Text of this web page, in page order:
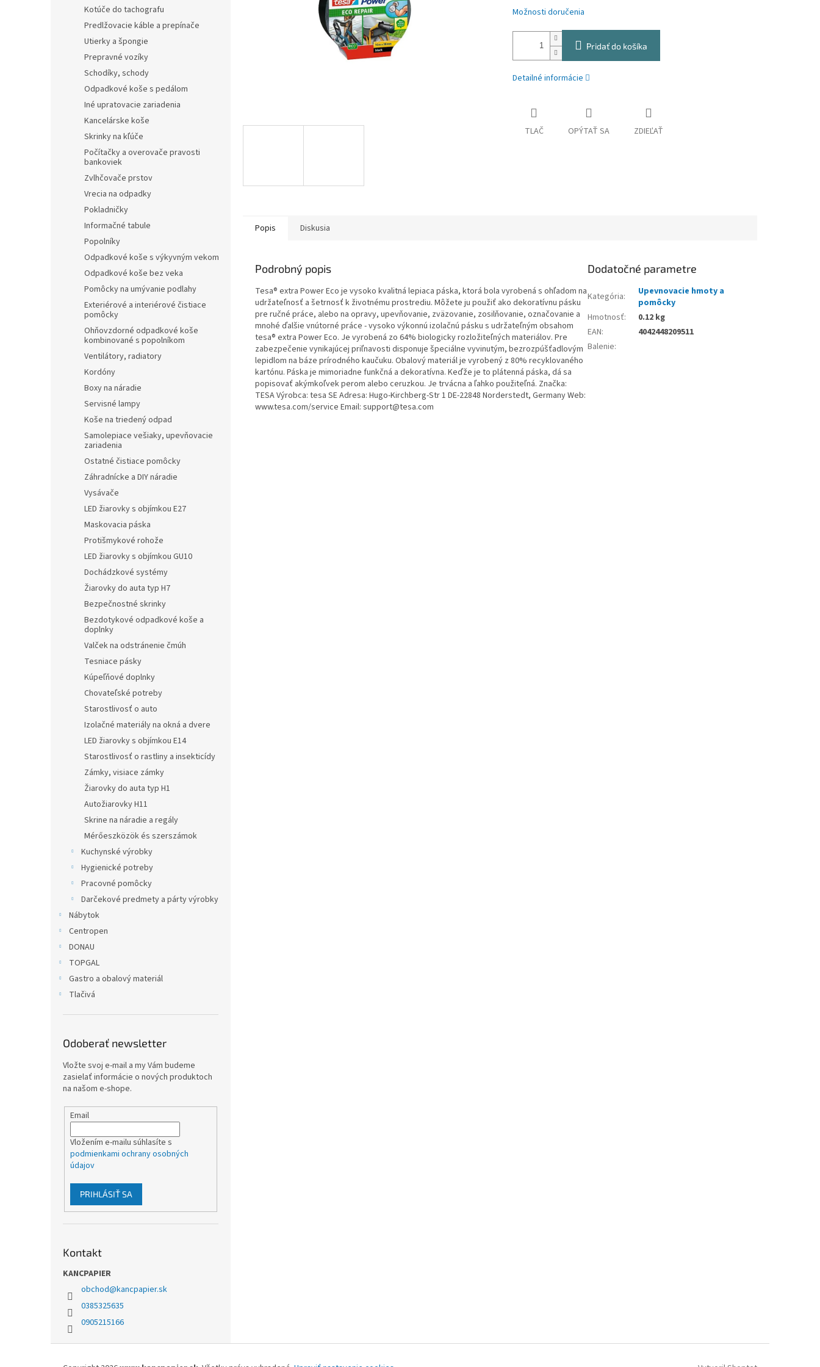
Kotúče do tachografu
Predlžovacie káble a prepínače
Utierky a špongie
Prepravné vozíky
Schodíky, schody
Odpadkové koše s pedálom
Iné upratovacie zariadenia
Kancelárske koše
Skrinky na kľúče
Počítačky a overovače pravosti
bankoviek
Zvlhčovače prstov
Vrecia na odpadky
Pokladničky
Informačné tabule
Popolníky
Odpadkové koše s výkyvným vekom
Odpadkové koše bez veka
Pomôcky na umývanie podlahy
Exteriérové a interiérové čistiace
pomôcky
Ohňovzdorné odpadkové koše
kombinované s popolníkom
Ventilátory, radiatory
Kordóny
Boxy na náradie
Servisné lampy
Koše na triedený odpad
Samolepiace vešiaky, upevňovacie
zariadenia
Ostatné čistiace pomôcky
Záhradnícke a DIY náradie
Vysávače
LED žiarovky s objímkou E27
Maskovacia páska
Protišmykové rohože
LED žiarovky s objímkou GU10
Dochádzkové systémy
Žiarovky do auta typ H7
Bezpečnostné skrinky
Bezdotykové odpadkové koše a
doplnky
Valček na odstránenie čmúh
Tesniace pásky
Kúpeľňové doplnky
Chovateľské potreby
Starostlivosť o auto
Izolačné materiály na okná a dvere
LED žiarovky s objímkou E14
Starostlivosť o rastliny a insekticídy
Zámky, visiace zámky
Žiarovky do auta typ H1
Autožiarovky H11
Skrine na náradie a regály
Mérőeszközök és szerszámok
Kuchynské výrobky
Hygienické potreby
Pracovné pomôcky
Darčekové predmety a párty výrobky
Nábytok
Centropen
DONAU
TOPGAL
Gastro a obalový materiál
Tlačivá
Odoberať newsletter
Vložte svoj e-mail a my Vám budeme
zasielať informácie o nových produktoch
na našom e-shope.
Email
Vložením e-mailu súhlasíte s
podmienkami ochrany osobných
údajov
PRIHLÁSIŤ SA
Kontakt
KANCPAPIER
obchod@kancpapier.sk
0385325635
0905215166
Možnosti doručenia
Pridať do košíka
Detailné informácie
TLAČ OPÝTAŤ SA ZDIEĽAŤ
Popis Diskusia
Podrobný popis
Tesa® extra Power Eco je vysoko kvalitná lepiaca páska, ktorá bola vyrobená s ohľadom na
udržateľnosť a šetrnosť k životnému prostrediu. Môžete ju použiť ako dekoratívnu pásku
pre ručné práce, alebo na opravy, upevňovanie, zväzovanie, zosilňovanie, označovanie a
mnohé ďalšie vnútorné práce - vysoko výkonnú izolačnú pásku s udržateľným obsahom
tesa® extra Power Eco. Je vyrobená zo 64% biologicky rozložiteľných materiálov. Pre
zabezpečenie vynikajúcej priľnavosti disponuje špeciálne vyvinutým, bezrozpúšťadlovým
lepidlom na báze prírodného kaučuku. Obalový materiál je vyrobený z 80% recyklovaného
kartónu. Páska je mimoriadne funkčná a dekoratívna. Keďže je to plátenná páska, dá sa
popisovať akýmkoľvek perom alebo ceruzkou. Je trvácna a ľahko použiteľná. Značka:
TESA Výrobca: tesa SE Adresa: Hugo-Kirchberg-Str 1 DE-22848 Norderstedt, Germany Web:
www.tesa.com/service Email: support@tesa.com
Dodatočné parametre
Kategória:
Upevnovacie hmoty a
pomôcky
Hmotnosť:
0.12 kg
EAN:
4042448209511
Balenie: